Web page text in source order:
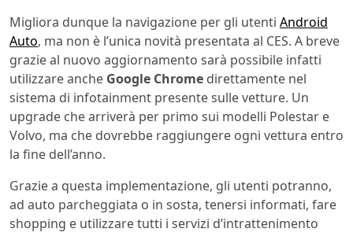
Migliora dunque la navigazione per gli utenti Android
Auto, ma non è l’unica novità presentata al CES. A breve
grazie al nuovo aggiornamento sarà possibile infatti
utilizzare anche Google Chrome direttamente nel
sistema di infotainment presente sulle vetture. Un
upgrade che arriverà per primo sui modelli Polestar e
Volvo, ma che dovrebbe raggiungere ogni vettura entro
la fine dell’anno.
Grazie a questa implementazione, gli utenti potranno,
ad auto parcheggiata o in sosta, tenersi informati, fare
shopping e utilizzare tutti i servizi d’intrattenimento